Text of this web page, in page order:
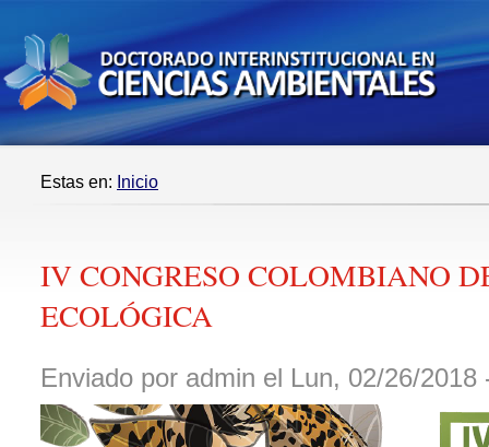
Estas en: Inicio
IV CONGRESO COLOMBIANO
ECOLÓGICA
Enviado por admin el Lun, 02/26/2018